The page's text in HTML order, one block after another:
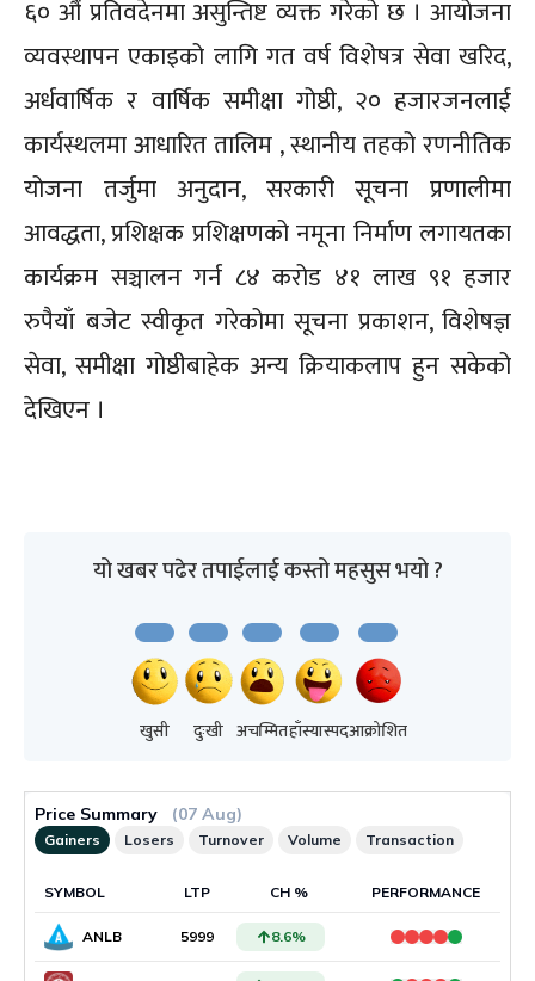
६० औं प्रतिवदेनमा असुन्तिष्ट व्यक्त गरेको छ । आयोजना
व्यवस्थापन एकाइको लागि गत वर्ष विशेषत्र सेवा खरिद,
अर्धवार्षिक र वार्षिक समीक्षा गोष्ठी, २० हजारजनलाई
कार्यस्थलमा आधारित तालिम , स्थानीय तहको रणनीतिक
योजना तर्जुमा अनुदान, सरकारी सूचना प्रणालीमा
आवद्धता, प्रशिक्षक प्रशिक्षणको नमूना निर्माण लगायतका
कार्यक्रम सञ्चालन गर्न ८४ करोड ४१ लाख ९१ हजार
रुपैयाँ बजेट स्वीकृत गरेकोमा सूचना प्रकाशन, विशेषज्ञ
सेवा, समीक्षा गोष्ठीबाहेक अन्य क्रियाकलाप हुन सकेको
देखिएन ।
यो खबर पढेर तपाईलाई कस्तो महसुस भयो ?
खुसी दुःखी अचम्मितहाँस्यास्पदआक्रोशित